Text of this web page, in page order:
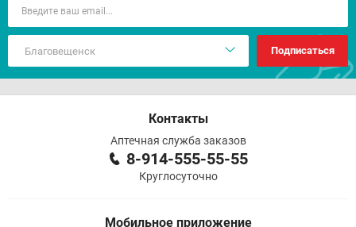
Подписаться
Контакты
Аптечная служба заказов
8-914-555-55-55
Круглосуточно
Мобильное приложение